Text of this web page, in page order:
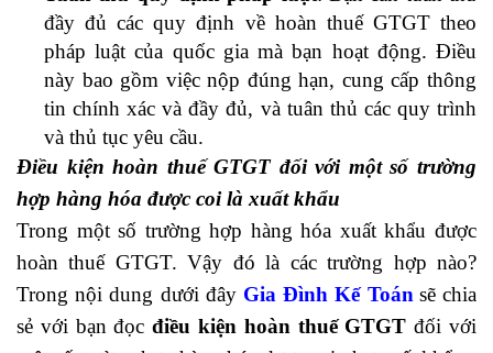
đầy đủ các quy định về hoàn thuế GTGT theo
pháp luật của quốc gia mà bạn hoạt động. Điều
này bao gồm việc nộp đúng hạn, cung cấp thông
tin chính xác và đầy đủ, và tuân thủ các quy trình
và thủ tục yêu cầu.
Điều kiện hoàn thuế GTGT đối với một số trường
hợp hàng hóa được coi là xuất khẩu
Trong một số trường hợp hàng hóa xuất khẩu được
hoàn thuế GTGT. Vậy đó là các trường hợp nào?
Trong nội dung dưới đây Gia Đình Kế Toán sẽ chia
sẻ với bạn đọcđiều kiện hoàn thuế GTGT đối với